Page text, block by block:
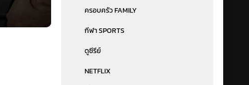
ครอบครัว FAMILY
กีฬา SPORTS
ดูซีรีย์
NETFLIX